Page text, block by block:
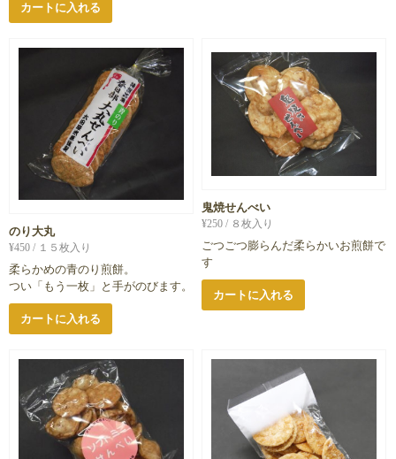
カートに入れる
のり大丸
¥450 / １５枚入り
柔らかめの青のり煎餅。
つい「もう一枚」と手がのびます。
カートに入れる
鬼焼せんべい
¥250 / ８枚入り
ごつごつ膨らんだ柔らかいお煎餅で
す
カートに入れる